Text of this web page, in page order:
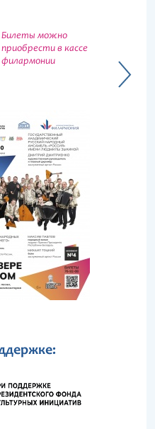
Билеты можно
приобрести в кассе
филармонии